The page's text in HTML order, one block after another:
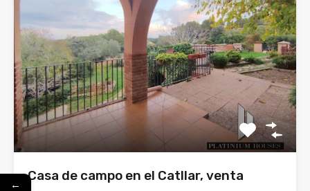
Casa de campo en el Catllar, venta
←